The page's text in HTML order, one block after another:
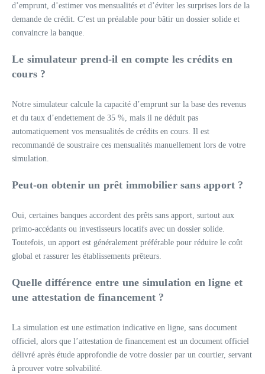
d’emprunt, d’estimer vos mensualités et d’éviter les surprises lors de la
demande de crédit. C’est un préalable pour bâtir un dossier solide et
convaincre la banque.
Le simulateur prend-il en compte les crédits en
cours ?
Notre simulateur calcule la capacité d’emprunt sur la base des revenus
et du taux d’endettement de 35 %, mais il ne déduit pas
automatiquement vos mensualités de crédits en cours. Il est
recommandé de soustraire ces mensualités manuellement lors de votre
simulation.
Peut-on obtenir un prêt immobilier sans apport ?
Oui, certaines banques accordent des prêts sans apport, surtout aux
primo-accédants ou investisseurs locatifs avec un dossier solide.
Toutefois, un apport est généralement préférable pour réduire le coût
global et rassurer les établissements prêteurs.
Quelle différence entre une simulation en ligne et
une attestation de financement ?
La simulation est une estimation indicative en ligne, sans document
officiel, alors que l’attestation de financement est un document officiel
délivré après étude approfondie de votre dossier par un courtier, servant
à prouver votre solvabilité.